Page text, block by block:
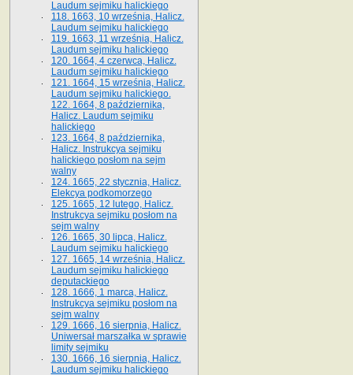
Laudum sejmiku halickiego
118. 1663, 10 września, Halicz.
Laudum sejmiku halickiego
119. 1663, 11 września, Halicz.
Laudum sejmiku halickiego
120. 1664, 4 czerwca, Halicz.
Laudum sejmiku halickiego
121. 1664, 15 września, Halicz.
Laudum sejmiku halickiego.
122. 1664, 8 października,
Halicz. Laudum sejmiku
halickiego
123. 1664, 8 października,
Halicz. Instrukcya sejmiku
halickiego posłom na sejm
walny
124. 1665, 22 stycznia, Halicz.
Elekcya podkomorzego
125. 1665, 12 lutego, Halicz.
Instrukcya sejmiku posłom na
sejm walny
126. 1665, 30 lipca, Halicz.
Laudum sejmiku halickiego
127. 1665, 14 września, Halicz.
Laudum sejmiku halickiego
deputackiego
128. 1666, 1 marca, Halicz.
Instrukcya sejmiku posłom na
sejm walny
129. 1666, 16 sierpnia, Halicz.
Uniwersał marszałka w sprawie
limity sejmiku
130. 1666, 16 sierpnia, Halicz.
Laudum sejmiku halickiego